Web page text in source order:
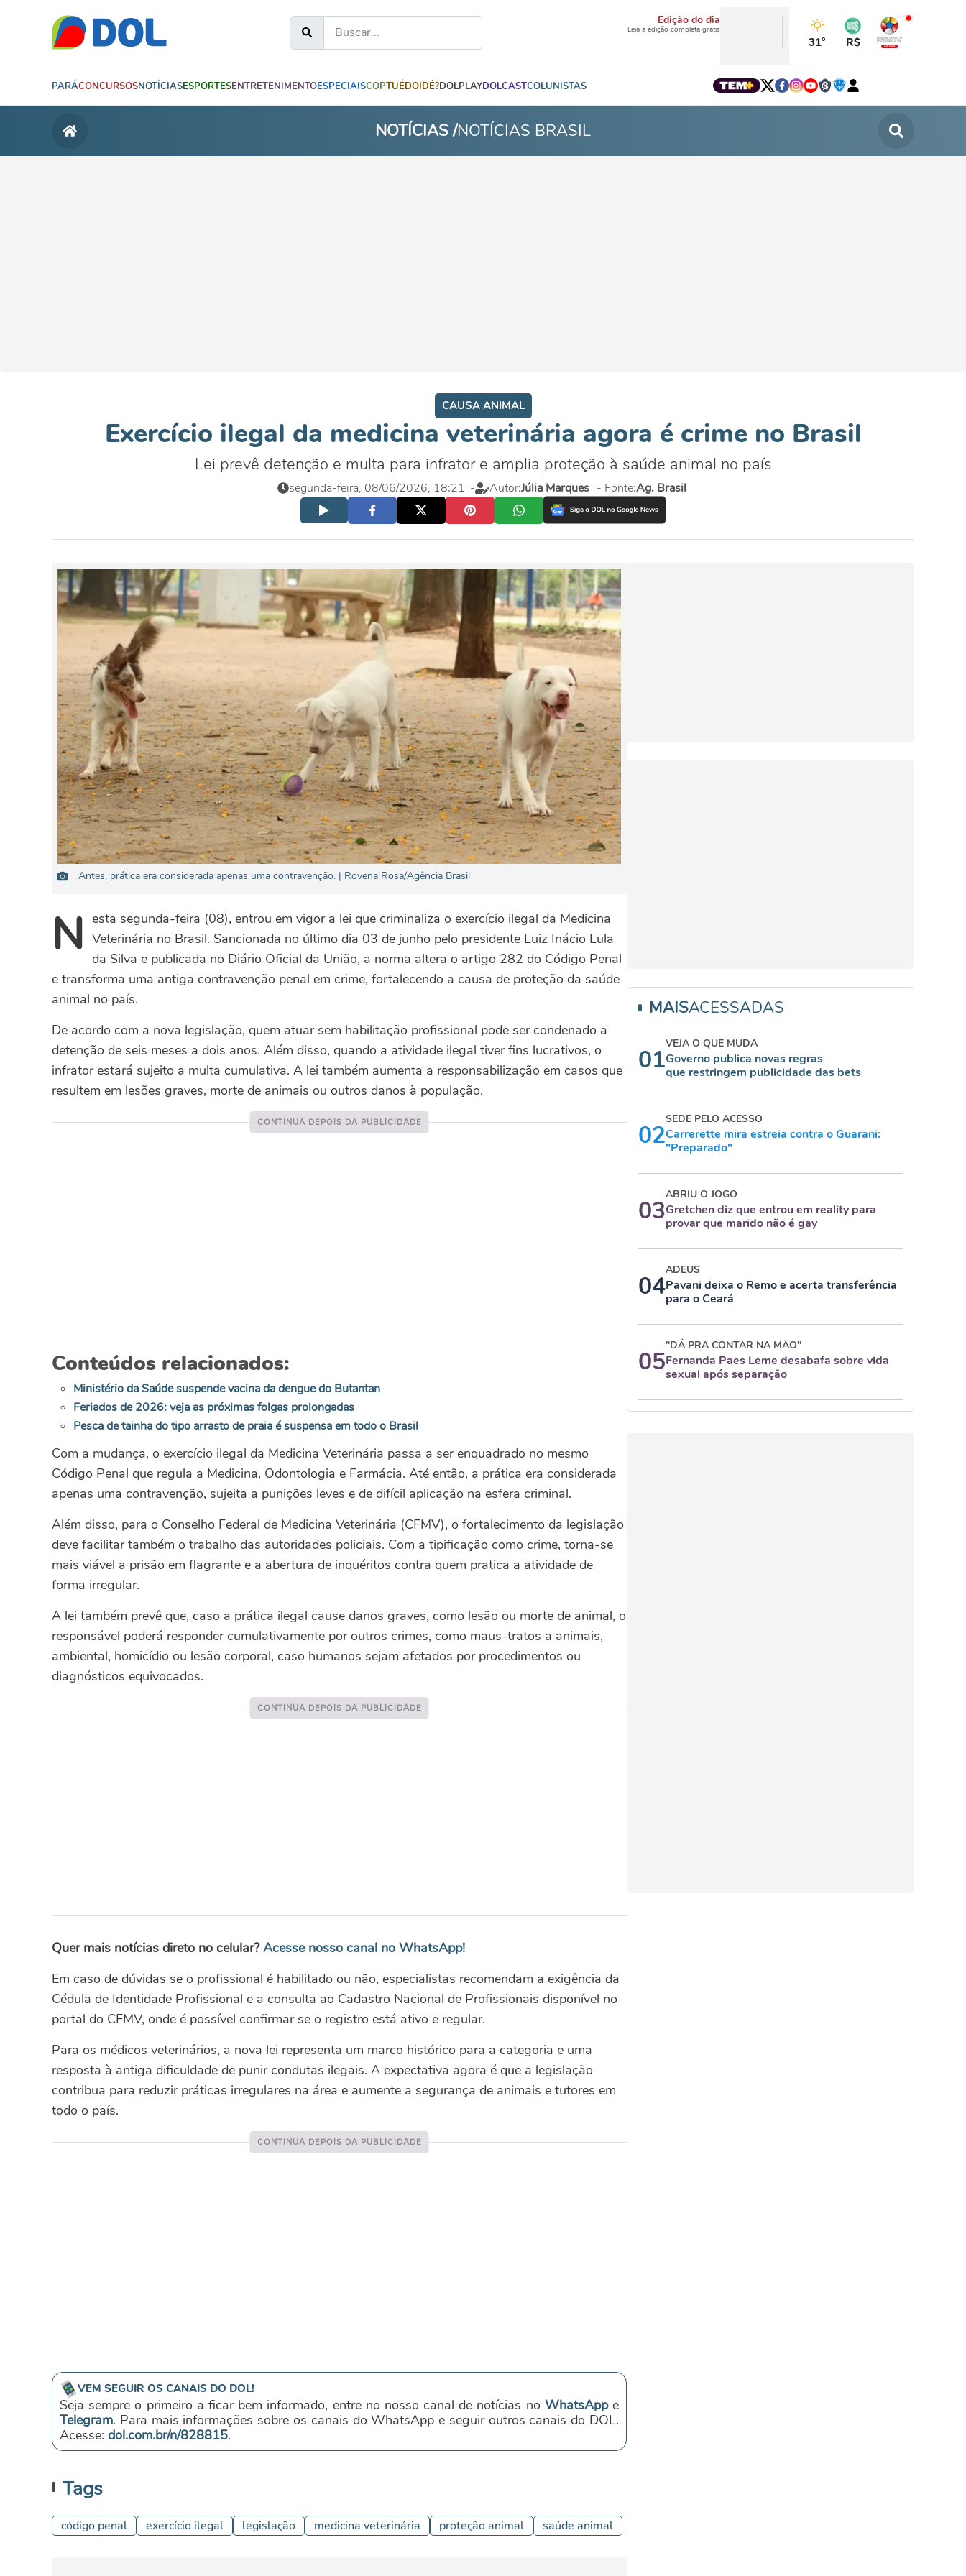
Edição do dia
Leia a edição completa grátis
31° R$
PARÁCONCURSOSNOTÍCIASESPORTESENTRETENIMENTOESPECIAISCOPTUÉDOIDÉ?DOLPLAYDOLCASTCOLUNISTAS
NOTÍCIAS /NOTÍCIAS BRASIL
CAUSA ANIMAL
Exercício ilegal da medicina veterinária agora é crime no Brasil
Lei prevê detenção e multa para infrator e amplia proteção à saúde animal no país
segunda-feira, 08/06/2026, 18:21 - Autor:Júlia Marques - Fonte:Ag. Brasil
Antes, prática era considerada apenas uma contravenção. | Rovena Rosa/Agência Brasil
Nesta segunda-feira (08), entrou em vigor a lei que criminaliza o exercício ilegal da Medicina
Veterinária no Brasil. Sancionada no último dia 03 de junho pelo presidente Luiz Inácio Lula
da Silva e publicada no Diário Oficial da União, a norma altera o artigo 282 do Código Penal
e transforma uma antiga contravenção penal em crime, fortalecendo a causa de proteção da saúde
animal no país.
De acordo com a nova legislação, quem atuar sem habilitação profissional pode ser condenado a
detenção de seis meses a dois anos. Além disso, quando a atividade ilegal tiver fins lucrativos, o
infrator estará sujeito a multa cumulativa. A lei também aumenta a responsabilização em casos que
resultem em lesões graves, morte de animais ou outros danos à população.
Conteúdos relacionados:
Ministério da Saúde suspende vacina da dengue do Butantan
Feriados de 2026: veja as próximas folgas prolongadas
Pesca de tainha do tipo arrasto de praia é suspensa em todo o Brasil
Com a mudança, o exercício ilegal da Medicina Veterinária passa a ser enquadrado no mesmo
Código Penal que regula a Medicina, Odontologia e Farmácia. Até então, a prática era considerada
apenas uma contravenção, sujeita a punições leves e de difícil aplicação na esfera criminal.
Além disso, para o Conselho Federal de Medicina Veterinária (CFMV), o fortalecimento da legislação
deve facilitar também o trabalho das autoridades policiais. Com a tipificação como crime, torna-se
mais viável a prisão em flagrante e a abertura de inquéritos contra quem pratica a atividade de
forma irregular.
A lei também prevê que, caso a prática ilegal cause danos graves, como lesão ou morte de animal, o
responsável poderá responder cumulativamente por outros crimes, como maus-tratos a animais,
ambiental, homicídio ou lesão corporal, caso humanos sejam afetados por procedimentos ou
diagnósticos equivocados.
Quer mais notícias direto no celular?Acesse nosso canal no WhatsApp!
Em caso de dúvidas se o profissional é habilitado ou não, especialistas recomendam a exigência da
Cédula de Identidade Profissional e a consulta ao Cadastro Nacional de Profissionais disponível no
portal do CFMV, onde é possível confirmar se o registro está ativo e regular.
Para os médicos veterinários, a nova lei representa um marco histórico para a categoria e uma
resposta à antiga dificuldade de punir condutas ilegais. A expectativa agora é que a legislação
contribua para reduzir práticas irregulares na área e aumente a segurança de animais e tutores em
todo o país.
VEM SEGUIR OS CANAIS DO DOL!
Seja sempre o primeiro a ficar bem informado, entre no nosso canal de notícias no WhatsAppe
Telegram. Para mais informações sobre os canais do WhatsApp e seguir outros canais do DOL.
Acesse: dol.com.br/n/828815.
Tags
código penal exercício ilegal legislação medicina veterinária proteção animal saúde animal
MAISACESSADAS
01
VEJA O QUE MUDA
Governo publica novas regras
que restringem publicidade das bets
02
SEDE PELO ACESSO
Carrerette mira estreia contra o Guarani:
"Preparado"
03
ABRIU O JOGO
Gretchen diz que entrou em reality para
provar que marido não é gay
04
ADEUS
Pavani deixa o Remo e acerta transferência
para o Ceará
05
"DÁ PRA CONTAR NA MÃO"
Fernanda Paes Leme desabafa sobre vida
sexual após separação